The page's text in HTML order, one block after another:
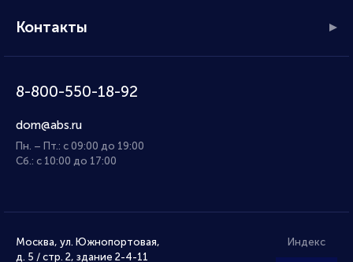
Контакты
8-800-550-18-92
dom@abs.ru
Пн. – Пт.: с 09:00 до 19:00
Сб.: с 10:00 до 17:00
Москва, ул. Южнопортовая,
д. 5 / стр. 2, здание 2-4-11
Индекс